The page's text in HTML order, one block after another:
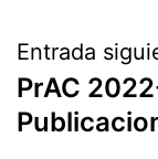
Entrada
PrAC